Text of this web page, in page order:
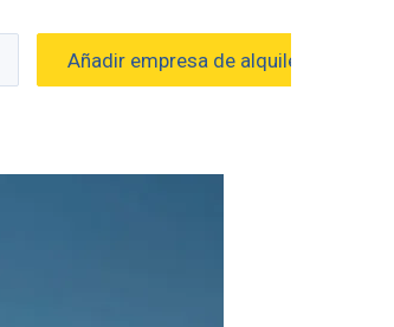
Añadir empresa de alquiler